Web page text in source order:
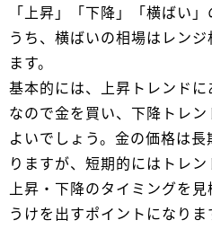
「上昇」「下降」「横ばい
うち、横ばいの相場はレン
ます。
基本的には、上昇トレンド
なので金を買い、下降トレ
よいでしょう。金の価格は
りますが、短期的にはトレン
上昇・下降のタイミングを
うけを出すポイントになりま